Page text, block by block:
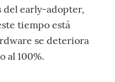
del early-adopter,
tiempo está
se deteriora
al 100%.